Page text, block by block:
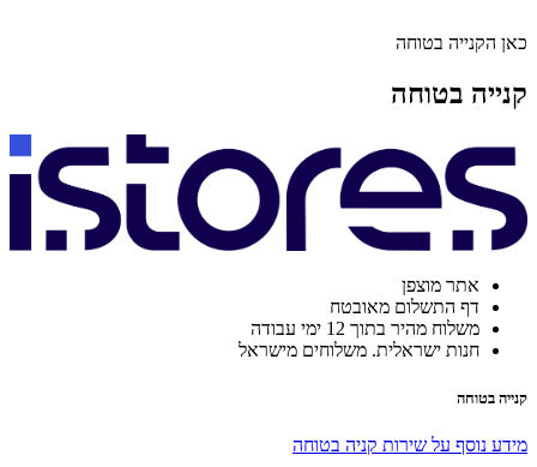
כאן הקנייה בטוחה
קנייה בטוחה
אתר מוצפן
דף התשלום מאובטח
משלוח מהיר בתוך 12 ימי עבודה
חנות ישראלית. משלוחים מישראל
קנייה בטוחה
מידע נוסף על שירות קניה בטוחה